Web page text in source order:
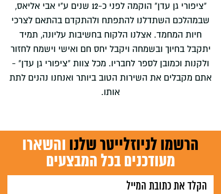
"ציפורי גן עדן" הוקמה לפני כ-12 שנים ע"י אבי אליאס,
שבמהלכם השתדלנו להתפתח ולהתקדם בהתאם לצרכי
חיות המחמד. אצלנו הלקוח בחשיבות עליונה, תמיד
יתקבל בחיוך ובשמחה ויקבל יחס חם ואישי וישמח לחזור
ולקנות וכמובן לספר לחבריו. מכל צוות "ציפורי גן עדן" -
אתם מקבלים את השירות הטוב ביותר ואנחנו נהנים לתת
אותו.
הרשמו לניוזלייטר שלנו והשארו
מעודכנים בכל המבצעים